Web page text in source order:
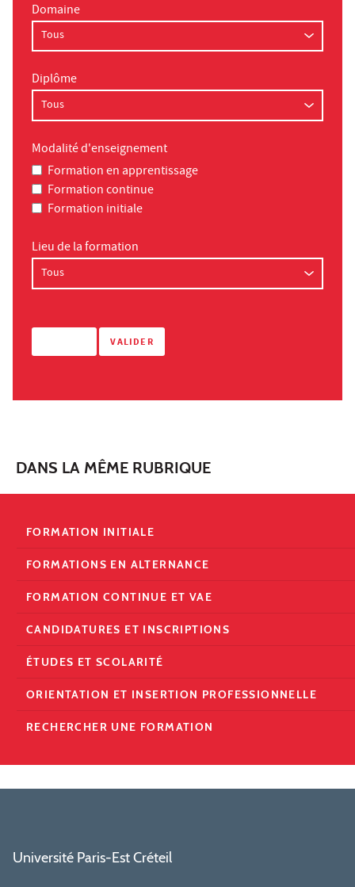
Domaine
Diplôme
Modalité d'enseignement
Formation en apprentissage
Formation continue
Formation initiale
Lieu de la formation
DANS LA MÊME RUBRIQUE
FORMATION INITIALE
FORMATIONS EN ALTERNANCE
FORMATION CONTINUE ET VAE
CANDIDATURES ET INSCRIPTIONS
ÉTUDES ET SCOLARITÉ
ORIENTATION ET INSERTION PROFESSIONNELLE
RECHERCHER UNE FORMATION
Université Paris-Est Créteil